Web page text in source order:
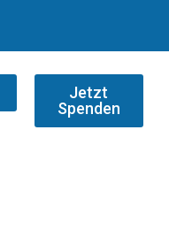
Jetzt
Spenden